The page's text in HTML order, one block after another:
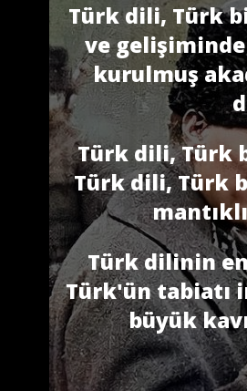
Türk dili, Türk
ve
kurulmuş
Türk dili, Türk
Türk dili, Türk
Türk dilinin
Türk'ün tabiatı
bü­yük